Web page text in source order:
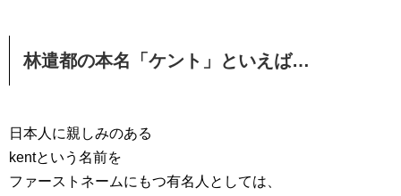
林遣都の本名「ケント」といえば…
日本人に親しみのある
kentという名前を
ファーストネームにもつ有名人としては、